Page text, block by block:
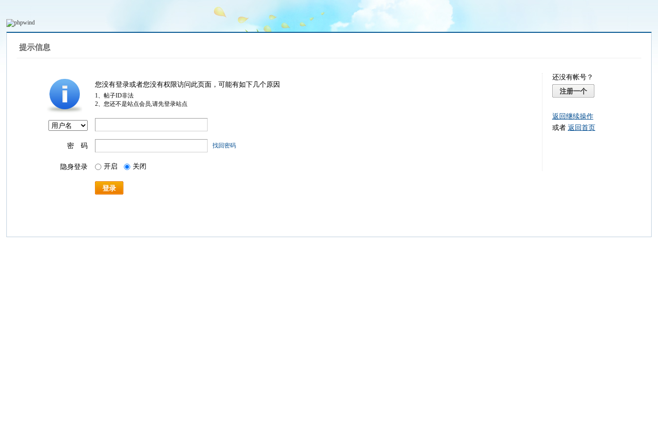
提示信息
您没有登录或者您没有权限访问此页面，可能有如下几个原因
1、帖子ID非法
2、您还不是站点会员,请先登录站点
密 码 找回密码
隐身登录 开启 关闭
登录
还没有帐号？
注册一个
返回继续操作
或者 返回首页